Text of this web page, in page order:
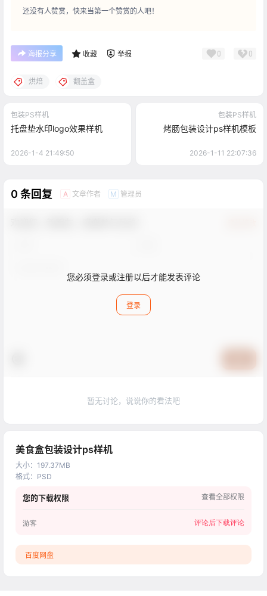
还没有人赞赏，快来当第一个赞赏的人吧！
海报分享 收藏 举报 0 0
烘焙 翻盖盒
包装PS样机
托盘垫水印logo效果样机
2026-1-4 21:49:50
包装PS样机
烤肠包装设计ps样机模板
2026-1-11 22:07:36
0 条回复 A 文章作者 M 管理员
您必须登录或注册以后才能发表评论
登录
暂无讨论，说说你的看法吧
美食盒包装设计ps样机
大小： 197.37MB
格式： PSD
您的下载权限 查看全部权限
游客 评论后下载评论
百度网盘